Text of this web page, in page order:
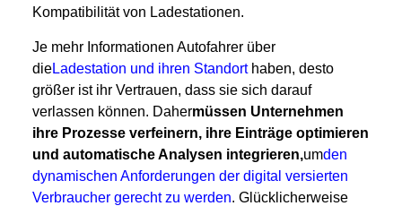
Kompatibilität von Ladestationen.
Je mehr Informationen Autofahrer über
dieLadestation und ihren Standorthaben, desto
größer ist ihr Vertrauen, dass sie sich darauf
verlassen können. Dahermüssen Unternehmen
ihre Prozesse verfeinern, ihre Einträge optimieren
und automatische Analysen integrieren,umden
dynamischen Anforderungen der digital versierten
Verbraucher gerecht zu werden. Glücklicherweise